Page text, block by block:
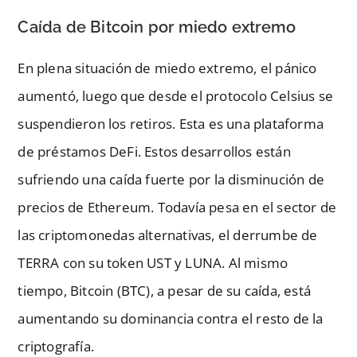
Caída de Bitcoin por miedo extremo
En plena situación de miedo extremo, el pánico
aumentó, luego que desde el protocolo Celsius se
suspendieron los retiros. Esta es una plataforma
de préstamos DeFi. Estos desarrollos están
sufriendo una caída fuerte por la disminución de
precios de Ethereum. Todavía pesa en el sector de
las criptomonedas alternativas, el derrumbe de
TERRA con su token UST y LUNA. Al mismo
tiempo, Bitcoin (BTC), a pesar de su caída, está
aumentando su dominancia contra el resto de la
criptografía.